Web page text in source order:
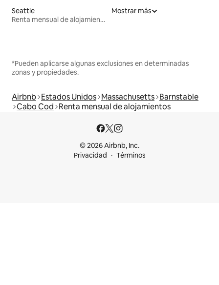
Seattle
Renta mensual de alojamientos
Mostrar más
*Pueden aplicarse algunas exclusiones en determinadas
zonas y propiedades.
Airbnb Estados Unidos Massachusetts Barnstable
Cabo Cod Renta mensual de alojamientos
© 2026 Airbnb, Inc.
Privacidad
Términos